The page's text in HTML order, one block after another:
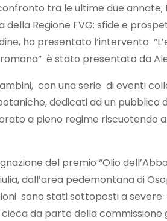
confronto tra le ultime due
Regione FVG: sfide e
ha presentato l’intervento
è stato presentato da
con una serie di eventi
dedicati ad un
a pieno regime
del premio “Olio
dall’area pedemontana di
sono stati sottoposti a
cieca da parte della